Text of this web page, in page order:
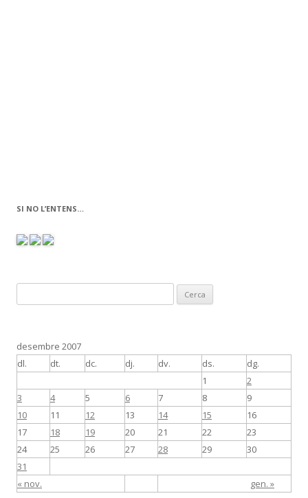
SI NO L’ENTENS…
e
a
:
desembre 2007
dl.
dt. dc. dj. dv. ds. dg.
« nov. gen. »
1
2
3
4 5 6 7 8
9
10
11 12 13 14 15
16
17
18 19 20 21 22
23
24
25 26 27 28 29
30
31